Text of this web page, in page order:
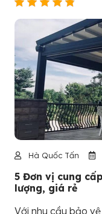
Hà Quốc Tấn
5 Đơn vị cung
lượng, giá rẻ
Với nhu cầu bảo